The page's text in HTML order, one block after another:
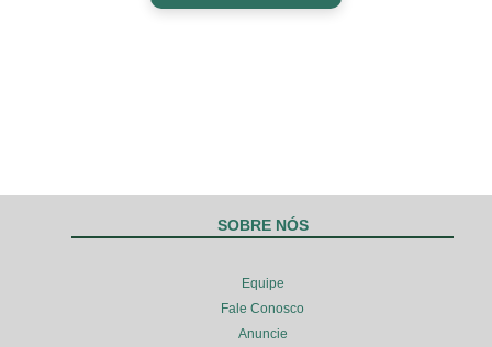
SOBRE NÓS
Equipe
Fale Conosco
Anuncie